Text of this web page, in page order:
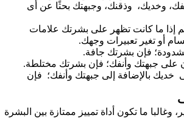
وخديك، وذقنك، وجبهتك بحثًا عن أى
قيِّم إذا ما كانت تظهر على بشرتك علامات
أو تغير تعبيرات وجهك.
فإن بشرتك جافة.
على جبهتك وأنفك؛ فإن بشرتك مختلطة.
خديك بالإضافة إلى جبهتك وأنفك؛ فإن
وغالبا ما تكون أداة تمييز ممتازة بين البشرة